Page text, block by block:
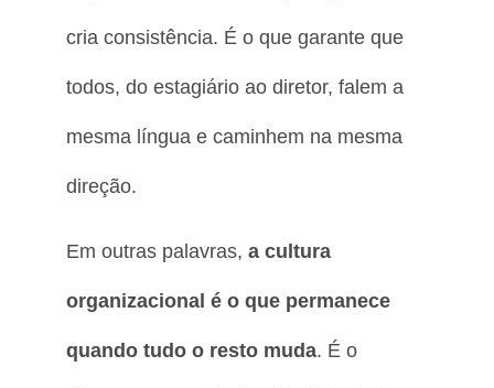
cria consistência. É o que garante que
todos, do estagiário ao diretor, falem a
mesma língua e caminhem na mesma
direção.
Em outras palavras, a cultura
organizacional é o que permanece
quando tudo o resto muda. É o